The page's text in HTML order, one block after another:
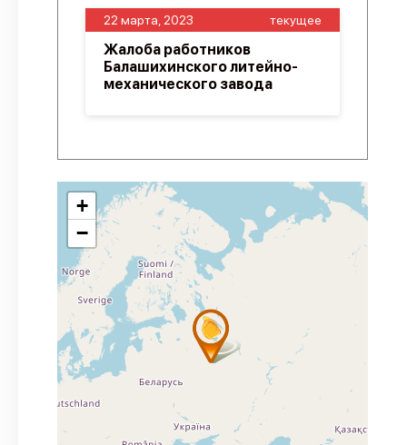
22 марта, 2023 текущее
Жалоба работников
Балашихинского литейно-
механического завода
+
−